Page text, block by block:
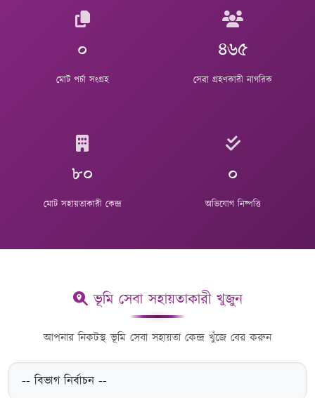
০
মোট পর্চা সংগ্রহ
৪৬৫
সেবা গ্রহণকারী নাগরিক
৮০
মোট সহায়তাকারী কেন্দ্র
০
অভিযোগ নিষ্পত্তি
ভূমি সেবা সহায়তাকারী খুজুন
আপনার নিকটস্থ ভূমি সেবা সহায়তা কেন্দ্র খুঁজে বের করুন